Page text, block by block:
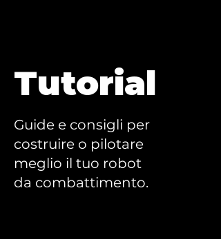
Tutorial
Guide e consigli per
costruire o pilotare
meglio il tuo robot
da combattimento.